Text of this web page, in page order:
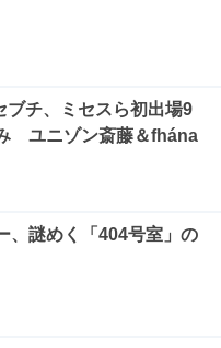
チ、ミセスら初出場9
ユニゾン斎藤＆fhána
、謎めく「404号室」の